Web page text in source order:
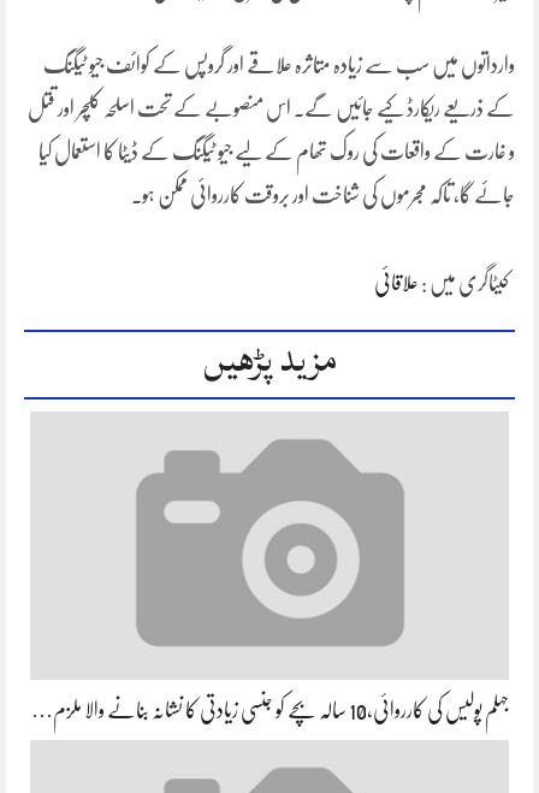
وارداتوں میں سب سے زیادہ متاثرہ علاقے اور گروپس کے کوائف جیو ٹیگنگ
کے ذریعے ریکارڈ کیے جائیں گے۔ اس منصوبے کے تحت اسلحہ کلچر اور قتل
و غارت کے واقعات کی روک تھام کے لیے جیو ٹیگنگ کے ڈیٹا کا استعمال کیا
جائے گا، تاکہ مجرموں کی شناخت اور بروقت کارروائی ممکن ہو۔
کیٹاگری میں : علاقائی
مزید پڑھیں
جہلم پولیس کی کارروائی،10 سالہ بچے کو جنسی زیادتی کا نشانہ بنانے والا ملزم…